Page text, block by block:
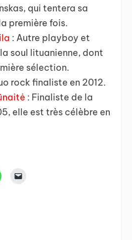
qui tentera sa
première fois.
: Autre playboy et
soul lituanienne, dont
sélection.
rock finaliste en 2012.
: Finaliste de la
elle est très célèbre en